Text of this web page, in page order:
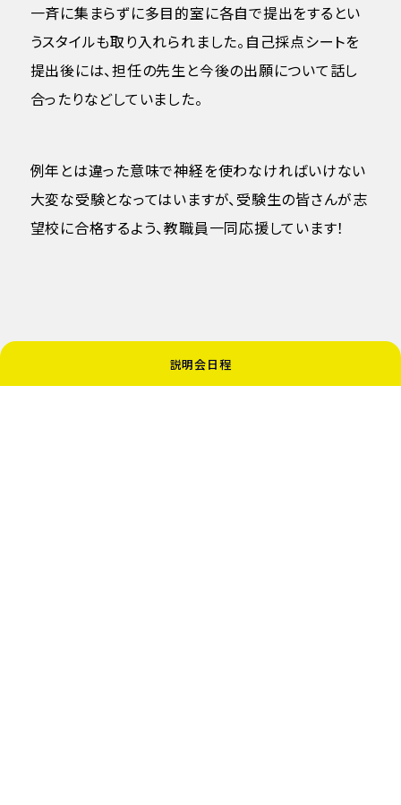
説明会日程
一斉に集まらずに多目的室に各自で提出をするとい
うスタイルも取り入れられました。自己採点シートを
提出後には、担任の先生と今後の出願について話し
合ったりなどしていました。
例年とは違った意味で神経を使わなければいけない
大変な受験となってはいますが、受験生の皆さんが志
望校に合格するよう、教職員一同応援しています！